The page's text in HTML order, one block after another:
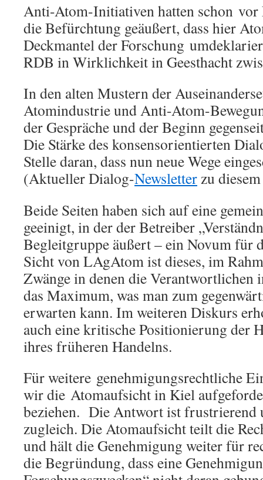
Anti-Atom-Initiativen hatten schon vor
die Befürchtung geäußert, dass hier
Deckmantel der Forschung
RDB in Wirklichkeit in Geesthacht
In den alten Mustern der
Atomindustrie und Anti-Atom-
der Gespräche und der Beginn
Die Stärke des konsensorientierten
Stelle daran, dass nun neue Wege
(Aktueller Dialog-Newsletterzu
Beide Seiten haben sich auf eine
geeinigt, in der der Betreiber
Begleitgruppe äußert – ein Novum für
Sicht von LAgAtom ist dieses, im
Zwänge in denen die Verantwortlichen
das Maximum, was man zum
erwarten kann. Im weiteren Diskurs
auch eine kritische Positionierung der
ihres früheren Handelns.
Für weitere genehmigungsrechtliche
wir die Atomaufsicht in Kiel
beziehen. Die Antwort ist frustrierend
zugleich. Die Atomaufsicht teilt die
und hält die Genehmigung weiter für
die Begründung, dass eine